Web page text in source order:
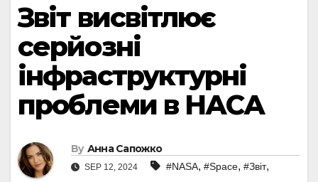
Звіт висвітлює
серйозні
інфраструктурні
проблеми в НАСА
By Анна Сапожко
SEP 12, 2024 #NASA, #Space, #Звіт,